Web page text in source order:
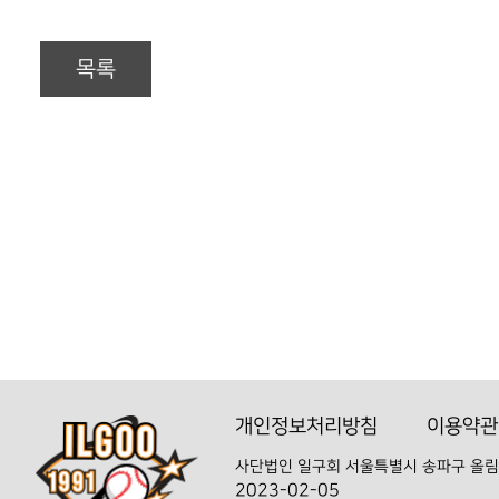
목록
개인정보처리방침 이용약관
사단법인 일구회 서울특별시 송파구 올
2023-02-05